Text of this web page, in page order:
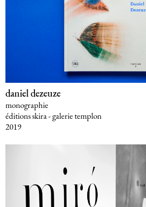
daniel dezeuze
monographie
éditions skira - galerie templon
2019